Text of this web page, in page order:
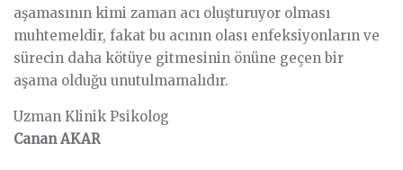
aşamasının kimi zaman acı oluşturuyor olması
muhtemeldir, fakat bu acının olası enfeksiyonların ve
sürecin daha kötüye gitmesinin önüne geçen bir
aşama olduğu unutulmamalıdır.
Uzman Klinik Psikolog
Canan AKAR